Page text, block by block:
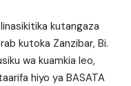
kutangaza
kutoka Zanzibar, Bi.
wa kuamkia leo,
hiyo ya BASATA